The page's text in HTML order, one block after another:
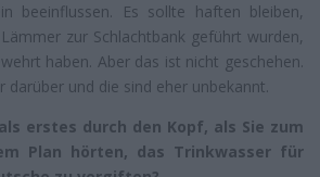
beeinflussen. Es sollte haften bleiben,
zur Schlachtbank geführt wurden,
haben. Aber das ist nicht geschehen.
darüber und die sind eher unbekannt.
erstes durch den Kopf, als Sie zum
Plan hörten, das Trinkwasser für